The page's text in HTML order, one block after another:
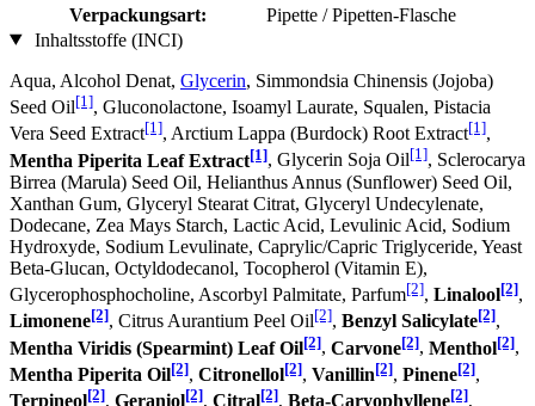
Verpackungsart:
Pipette / Pipetten-Flasche
Inhaltsstoffe (INCI)
Aqua, Alcohol Denat, Glycerin, Simmondsia Chinensis (Jojoba)
Seed Oil[1], Gluconolactone, Isoamyl Laurate, Squalen, Pistacia
Vera Seed Extract[1], Arctium Lappa (Burdock) Root Extract[1],
Mentha Piperita Leaf Extract[1], Glycerin Soja Oil[1], Sclerocarya
Birrea (Marula) Seed Oil, Helianthus Annus (Sunflower) Seed Oil,
Xanthan Gum, Glyceryl Stearat Citrat, Glyceryl Undecylenate,
Dodecane, Zea Mays Starch, Lactic Acid, Levulinic Acid, Sodium
Hydroxyde, Sodium Levulinate, Caprylic/Capric Triglyceride, Yeast
Beta-Glucan, Octyldodecanol, Tocopherol (Vitamin E),
Glycerophosphocholine, Ascorbyl Palmitate, Parfum[2], Linalool[2],
Limonene[2], Citrus Aurantium Peel Oil[2], Benzyl Salicylate[2],
Mentha Viridis (Spearmint) Leaf Oil[2], Carvone[2], Menthol[2],
Mentha Piperita Oil[2], Citronellol[2], Vanillin[2], Pinene[2],
Terpineol[2], Geraniol[2], Citral[2], Beta-Caryophyllene[2],